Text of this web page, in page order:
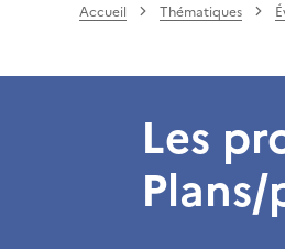
Accueil Thématiques
Les